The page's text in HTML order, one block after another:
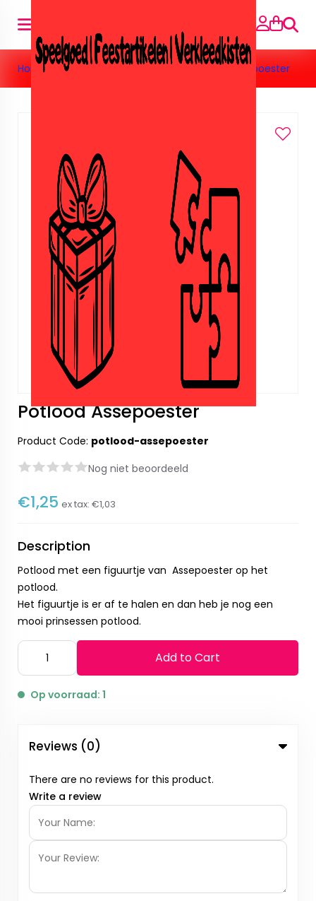
Search
Home » Toys » Pennen&Potloden »Potlood Assepoester
Potlood Assepoester
Product Code: potlood-assepoester
Nog niet beoordeeld
€1,25 ex tax: €1,03
Description
Potlood met een figuurtje van Assepoester op het
potlood.
Het figuurtje is er af te halen en dan heb je nog een
mooi prinsessen potlood.
Add to Cart
Op voorraad: 1
Reviews (0)
There are no reviews for this product.
Write a review